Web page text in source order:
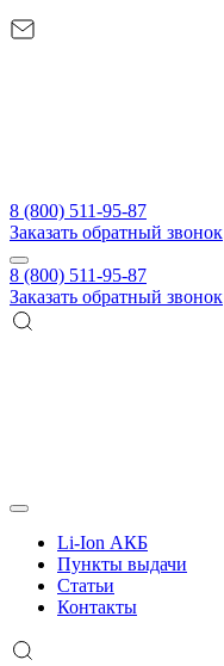
8 (800) 511-95-87
Заказать обратный звонок
8 (800) 511-95-87
Заказать обратный звонок
Li-Ion АКБ
Пункты выдачи
Статьи
Контакты